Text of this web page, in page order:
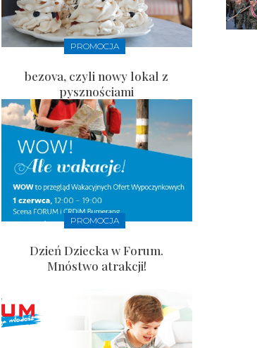
PROMOCJA
bezova, czyli nowy lokal z
pysznościami
PROMOCJA
Dzień Dziecka w Forum.
Mnóstwo atrakcji!